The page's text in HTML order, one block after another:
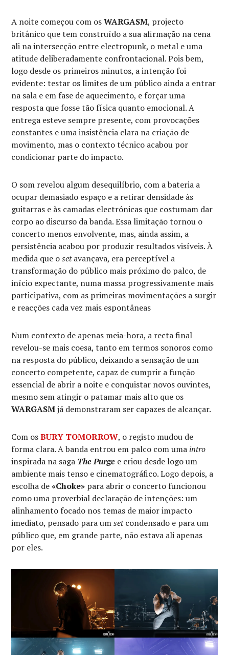
A noite começou com osWARGASM, projecto
britânico que tem construído a sua afirmação na cena
ali na intersecção entre electropunk, o metal e uma
atitude deliberadamente confrontacional. Pois bem,
logo desde os primeiros minutos, a intenção foi
evidente: testar os limites de um público ainda a entrar
na sala e em fase de aquecimento, e forçar uma
resposta que fosse tão física quanto emocional. A
entrega esteve sempre presente, com provocações
constantes e uma insistência clara na criação de
movimento, mas o contexto técnico acabou por
condicionar parte do impacto.
O som revelou algum desequilíbrio, com a bateria a
ocupar demasiado espaço e a retirar densidade às
guitarras e às camadas electrónicas que costumam dar
corpo ao discurso da banda. Essa limitação tornou o
concerto menos envolvente, mas, ainda assim, a
persistência acabou por produzir resultados visíveis. À
medida que osetavançava, era perceptível a
transformação do público mais próximo do palco, de
início expectante, numa massa progressivamente mais
participativa, com as primeiras movimentações a surgir
e reacções cada vez mais espontâneas
Num contexto de apenas meia-hora, a recta final
revelou-se mais coesa, tanto em termos sonoros como
na resposta do público, deixando a sensação de um
concerto competente, capaz de cumprir a função
essencial de abrir a noite e conquistar novos ouvintes,
mesmo sem atingir o patamar mais alto que os
WARGASMjá demonstraram ser capazes de alcançar.
Com osBURY TOMORROW, o registo mudou de
forma clara. A banda entrou em palco com uma intro
inspirada na saga The Purge e criou desde logo um
ambiente mais tenso e cinematográfico. Logo depois, a
escolha de«Choke» para abrir o concerto funcionou
como uma proverbial declaração de intenções: um
alinhamento focado nos temas de maior impacto
imediato, pensado para umsetcondensado e para um
público que, em grande parte, não estava ali apenas
por eles.